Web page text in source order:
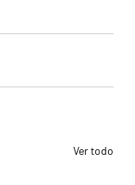
Ver todo